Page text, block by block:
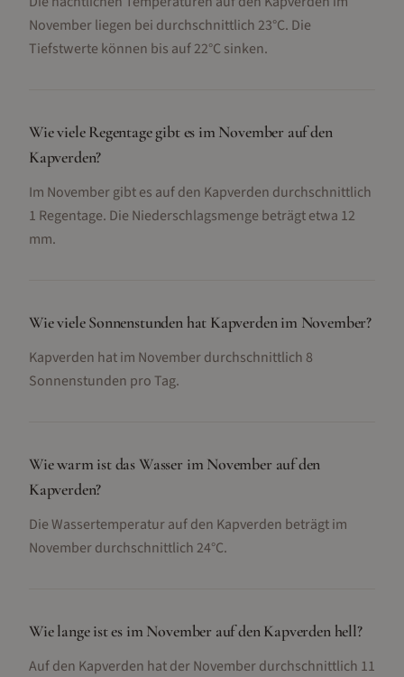
November liegen bei durchschnittlich 23°C. Die
Tiefstwerte können bis auf 22°C sinken.
Wie viele Regentage gibt es im November auf den
Kapverden?
Im November gibt es auf den Kapverden durchschnittlich
1 Regentage. Die Niederschlagsmenge beträgt etwa 12
mm.
Wie viele Sonnenstunden hat Kapverden im November?
Kapverden hat im November durchschnittlich 8
Sonnenstunden pro Tag.
Wie warm ist das Wasser im November auf den
Kapverden?
Die Wassertemperatur auf den Kapverden beträgt im
November durchschnittlich 24°C.
Wie lange ist es im November auf den Kapverden hell?
Auf den Kapverden hat der November durchschnittlich 11